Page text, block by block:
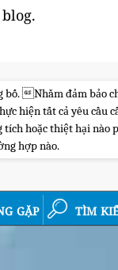
blog.
Nhằm đảm bảo
hiện tất cả yêu cầu
hoặc thiệt hại nào
hợp nào.
gặp tìm